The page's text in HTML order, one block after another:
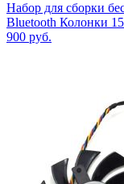
Набор для сборки
Bluetooth Колонки
900 руб.